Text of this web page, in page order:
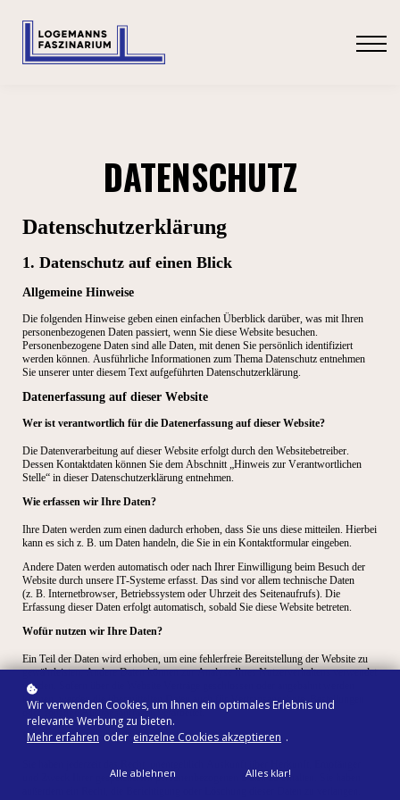
DATENSCHUTZ
Datenschutz­erklärung
1. Datenschutz auf einen Blick
Allgemeine Hinweise
Die folgenden Hinweise geben einen einfachen Überblick darüber, was mit Ihren
personenbezogenen Daten passiert, wenn Sie diese Website besuchen.
Personenbezogene Daten sind alle Daten, mit denen Sie persönlich identifiziert
werden können. Ausführliche Informationen zum Thema Datenschutz entnehmen
Sie unserer unter diesem Text aufgeführten Datenschutzerklärung.
Datenerfassung auf dieser Website
Wer ist verantwortlich für die Datenerfassung auf dieser Website?
Die Datenverarbeitung auf dieser Website erfolgt durch den Websitebetreiber.
Dessen Kontaktdaten können Sie dem Abschnitt „Hinweis zur Verantwortlichen
Stelle“ in dieser Datenschutzerklärung entnehmen.
Wie erfassen wir Ihre Daten?
Ihre Daten werden zum einen dadurch erhoben, dass Sie uns diese mitteilen. Hierbei
kann es sich z. B. um Daten handeln, die Sie in ein Kontaktformular eingeben.
Andere Daten werden automatisch oder nach Ihrer Einwilligung beim Besuch der
Website durch unsere IT-Systeme erfasst. Das sind vor allem technische Daten
(z. B. Internetbrowser, Betriebssystem oder Uhrzeit des Seitenaufrufs). Die
Erfassung dieser Daten erfolgt automatisch, sobald Sie diese Website betreten.
Wofür nutzen wir Ihre Daten?
Ein Teil der Daten wird erhoben, um eine fehlerfreie Bereitstellung der Website zu
gewährleisten. Andere Daten können zur Analyse Ihres Nutzerverhaltens verwendet
werden. Sofern über die Website Verträge geschlossen oder angebahnt werden
können, werden die übermittelten Daten auch für Vertragsangebote, Bestellungen
oder sonstige Auftragsanfragen verarbeitet.
Welche Rechte haben Sie bezüglich Ihrer Daten?
und Zweck Ihrer gespeicherten personenbezogenen Daten zu erhalten. Sie haben
Wir verwenden Cookies, um Ihnen ein optimales Erlebnis und
relevante Werbung zu bieten.
Mehr erfahren oder einzelne Cookies akzeptieren .
Alle ablehnen Alles klar!